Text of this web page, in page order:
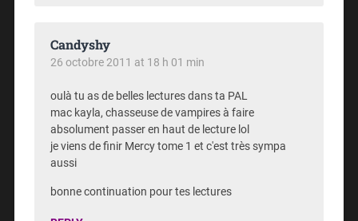
Candyshy
26 octobre 2011 at 18 h 01 min
oulà tu as de belles lectures dans ta PAL
mac kayla, chasseuse de vampires à faire
absolument passer en haut de lecture lol
je viens de finir Mercy tome 1 et c'est très sympa
aussi
bonne continuation pour tes lectures